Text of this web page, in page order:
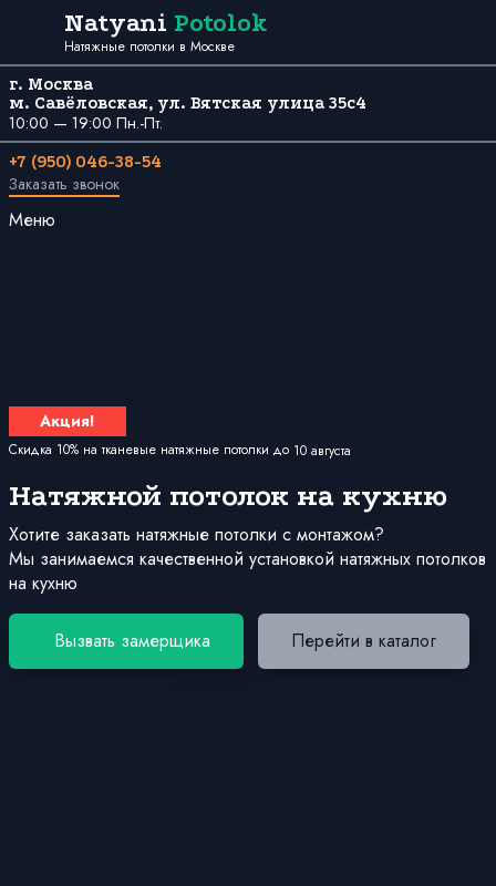
Перейти к содержанию
Natyani Potolok
Натяжные потолки в Москве
г. Москва
м. Савёловская, ул. Вятская улица 35с4
10:00 — 19:00 Пн.-Пт.
+7 (950) 046-38-54
Заказать звонок
Меню
Акция!
Скидка 10% на тканевые натяжные потолки до 10 августа
Натяжной потолок на кухню
Хотите заказать натяжные потолки с монтажом?
Мы занимаемся качественной установкой натяжных потолков
на кухню
Вызвать замерщика Перейти в каталог